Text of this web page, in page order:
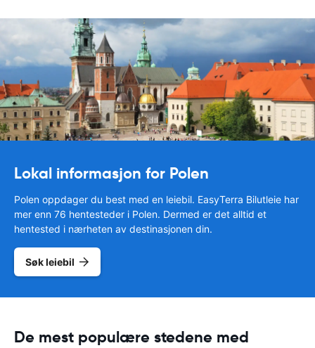
Lokal informasjon for Polen
Polen oppdager du best med en leiebil. EasyTerra Bilutleie har
mer enn 76 hentesteder i Polen. Dermed er det alltid et
hentested i nærheten av destinasjonen din.
Søk leiebil
De mest populære stedene med